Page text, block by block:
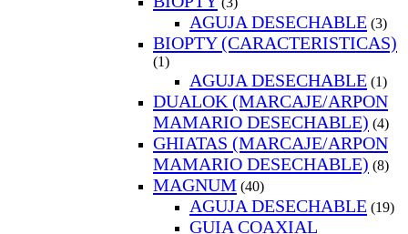
AGUJA DESECHABLE (3)
BIOPTY (CARACTERISTICAS)
(1)
AGUJA DESECHABLE (1)
DUALOK (MARCAJE/ARPON
MAMARIO DESECHABLE) (4)
GHIATAS (MARCAJE/ARPON
MAMARIO DESECHABLE) (8)
MAGNUM (40)
AGUJA DESECHABLE (19)
GUIA COAXIAL